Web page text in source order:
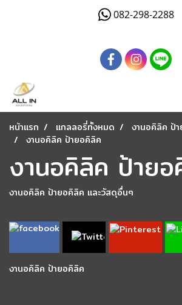
082-298-2288
หน้าแรก แกลลอรี่ทั้งหมด
งานอคิลิค ป้
งานอคิลิค ป้ายอคิลิค
งานอคิลิค ป้าย
งานอคิลิค ป้ายอคิลิค และวัสดุอื่นๆ
งานอคิลิค ป้ายอคิลิค